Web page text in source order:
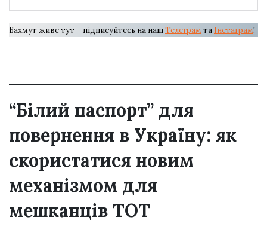
Бахмут живе тут – підписуйтесь на нашТелеграм та Інстаграм!
“Білий паспорт” для
повернення в Україну: як
скористатися новим
механізмом для
мешканців ТОТ